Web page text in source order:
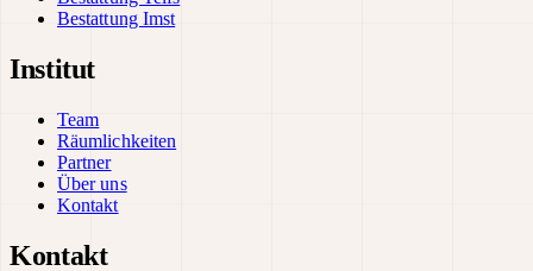
Bestattung Imst
Institut
Team
Räumlichkeiten
Partner
Über uns
Kontakt
Kontakt